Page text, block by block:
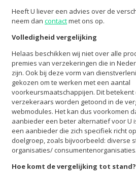
Heeft U liever een advies over de
neem dan contactmet ons op.
Volledigheid vergelijking
Helaas beschikken wij niet over alle
premies van verzekeringen die in
zijn. Ook bij deze vorm van
gekozen om te werken met een aantal
voorkeursmaatschappijen. Dit betekent
verzekeraars worden getoond in de
webmodules. Het kan dus voorkomen
aanbieder een beter alternatief voor U
een aanbieder die zich specifiek richt
doelgroep, zoals bijvoorbeeld: diverse
organisaties/ consumentenorganisaties.
Hoe komt de vergelijking tot stand?